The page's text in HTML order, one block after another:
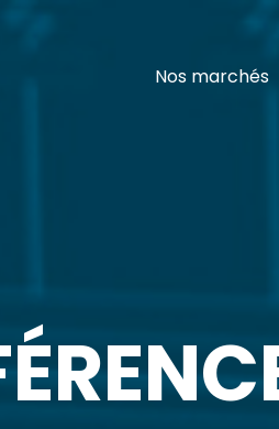
Nos marchés